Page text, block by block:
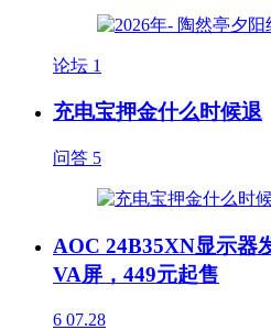
论坛 1
充电宝押金什么时候退
问答 5
AOC 24B35XN显示器
VA屏，449元起售
6 07.28